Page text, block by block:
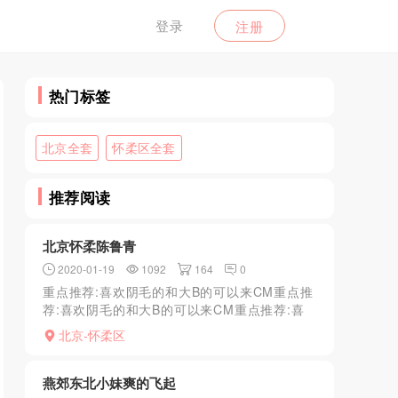
登录 注册
热门标签
北京全套 怀柔区全套
推荐阅读
北京怀柔陈鲁青
2020-01-19 1092 164 0
重点推荐:喜欢阴毛的和大B的可以来CM重点推
荐:喜欢阴毛的和大B的可以来CM重点推荐:喜
欢阴毛的和大B的可以来CM
北京-怀柔区
燕郊东北小妹爽的飞起